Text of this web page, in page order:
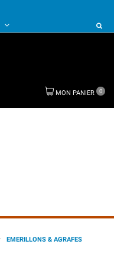
MON PANIER 0
EMERILLONS & AGRAFES